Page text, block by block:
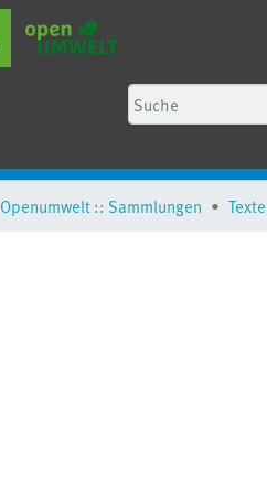
Openumwelt :: Sammlungen Texte